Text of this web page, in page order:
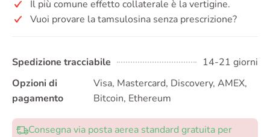
Il più comune effetto collaterale è la vertigine.
Vuoi provare la tamsulosina senza prescrizione?
Spedizione tracciabile
14-21 giorni
Opzioni di
pagamento
Visa, Mastercard, Discovery, AMEX,
Bitcoin, Ethereum
Consegna via posta aerea standard gratuita per